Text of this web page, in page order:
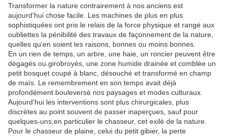
Transformer la nature contrairement à nos anciens est
aujourd'hui chose facile. Les machines de plus en plus
sophistiquées ont pris le relais de la force physique et rangé aux
oubliettes la pénibilité des travaux de façonnement de la nature,
quelles qu'en soient les raisons, bonnes ou moins bonnes.
En un rien de temps, un arbre, une haie, un roncier peuvent être
dégagés ou girobroyés, une zone humide drainée et comblée un
petit bosquet coupé à blanc, désouché et transformé en champ
de maïs. Le remembrement en son temps avait déjà
profondément bouleversé nos paysages et modes culturaux.
Aujourd'hui les interventions sont plus chirurgicales, plus
discrètes au point souvent de passer inaperçues, sauf pour
quelques-uns,en particulier le chasseur, cet exilé de la nature.
Pour le chasseur de plaine, celui du petit gibier, la perte